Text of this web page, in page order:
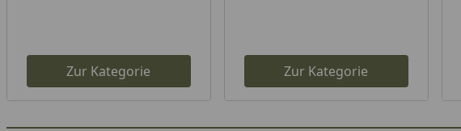
Zur Kategorie Zur Kategorie